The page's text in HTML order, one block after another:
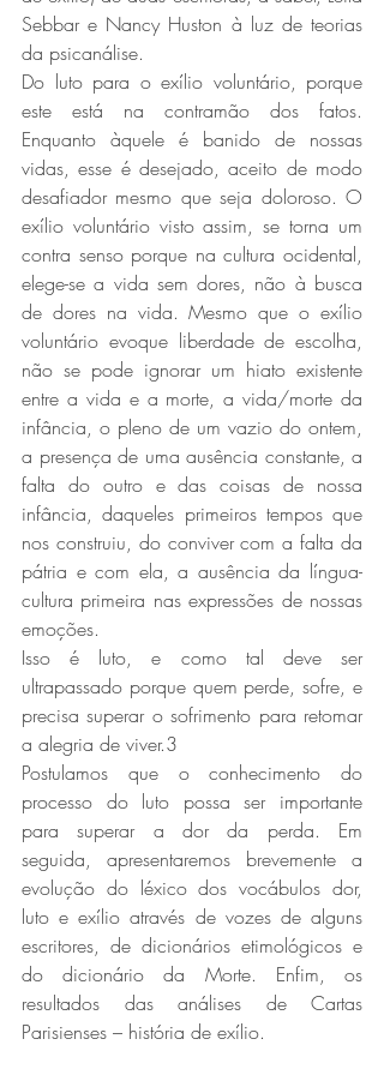
Sebbar e Nancy Huston à luz de teorias
da psicanálise.
Do luto para o exílio voluntário, porque
este está na contramão dos fatos.
Enquanto àquele é banido de nossas
vidas, esse é desejado, aceito de modo
desafiador mesmo que seja doloroso. O
exílio voluntário visto assim, se torna um
contra senso porque na cultura ocidental,
elege-se a vida sem dores, não à busca
de dores na vida. Mesmo que o exílio
voluntário evoque liberdade de escolha,
não se pode ignorar um hiato existente
entre a vida e a morte, a vida/morte da
infância, o pleno de um vazio do ontem,
a presença de uma ausência constante, a
falta do outro e das coisas de nossa
infância, daqueles primeiros tempos que
nos construiu, do conviver com a falta da
pátria e com ela, a ausência da língua-
cultura primeira nas expressões de nossas
emoções.
Isso é luto, e como tal deve ser
ultrapassado porque quem perde, sofre, e
precisa superar o sofrimento para retomar
a alegria de viver.3
Postulamos que o conhecimento do
processo do luto possa ser importante
para superar a dor da perda. Em
seguida, apresentaremos brevemente a
evolução do léxico dos vocábulos dor,
luto e exílio através de vozes de alguns
escritores, de dicionários etimológicos e
do dicionário da Morte. Enfim, os
resultados das análises de Cartas
Parisienses – história de exílio.